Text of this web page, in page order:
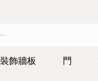
裝飾牆板 門